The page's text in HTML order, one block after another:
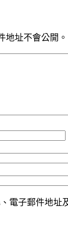
地址不會公開。
電子郵件地址